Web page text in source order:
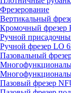
Фрезерование
Вертикальный
Кромочный фрезер
Ручной
Ручной фрезер LO
Пазовальный
Пазовый фрезер